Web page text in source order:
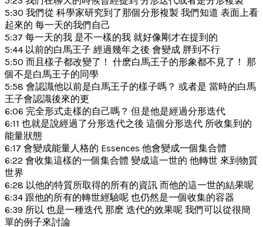
5:30 我們從 科學家研究到了那個分形複製 我們知道 表面上看
起來的 每一天的我們自己
5:37 每一天的我 是不一樣的我 就好像剛才在提到的
5:44 以前的白馬王子 經過幾年之後 會變成 胖到不行
5:50 而且樣子都改變了！ 什麽白馬王子的形象都不見了！ 那
個不是白馬王子的同學
5:58 會認識他以前是白馬王子的樣子嗎？ 或者是 當時的白馬
王子會認識後來的更
6:06 完全形式走樣的自己嗎？ 但是他是經過分形迭代
6:11 也就是說經過了分形迭代之後 這個分形迭代 所收集到的
能量狀態
6:17 會變成能量人格的 Essences 他會變成一個集合體
6:22 會收集這樣的一個集合體 變成這一世的 他轉世 來到物質
世界
6:28 以他的特質所取得的所有的資訊 而他的這一世的結果呢
6:34 跟他的所有的轉世經驗呢 也仍然是一個收集的容器
6:39 所以 也是一種迭代 那麽 迭代的效果呢 我們可以從很簡
單的例子來討論